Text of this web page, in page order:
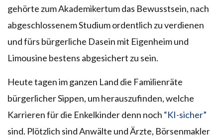
gehörte zum Akademikertum das Bewusstsein, nach
abgeschlossenem Studium ordentlich zu verdienen
und fürs bürgerliche Dasein mit Eigenheim und
Limousine bestens abgesichert zu sein.
Heute tagen im ganzen Land die Familienräte
bürgerlicher Sippen, um herauszufinden, welche
Karrieren für die Enkelkinder denn noch “KI-sicher”
sind. Plötzlich sind Anwälte und Ärzte, Börsenmakler